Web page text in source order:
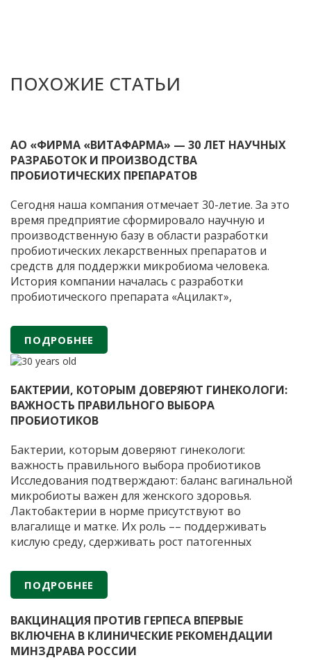
ПОХОЖИЕ СТАТЬИ
АО «ФИРМА «ВИТАФАРМА» — 30 ЛЕТ НАУЧНЫХ
РАЗРАБОТОК И ПРОИЗВОДСТВА
ПРОБИОТИЧЕСКИХ ПРЕПАРАТОВ
Сегодня наша компания отмечает 30-летие. За это
время предприятие сформировало научную и
производственную базу в области разработки
пробиотических лекарственных препаратов и
средств для поддержки микробиома человека.
История компании началась с разработки
пробиотического препарата «Ацилакт»,
восстановления и поддержания естественного
баланса микрофлоры. Препарат был создан на
основе научных исследований Института
«ФИРМА
«ВИТАФАРМА»
лет
научных
разработок
и
производства
пробиотических
препаратов
ПОДРОБНЕЕ
БАКТЕРИИ, КОТОРЫМ ДОВЕРЯЮТ ГИНЕКОЛОГИ:
ВАЖНОСТЬ ПРАВИЛЬНОГО ВЫБОРА
ПРОБИОТИКОВ
Бактерии, которым доверяют гинекологи:
важность правильного выбора пробиотиков
Исследования подтверждают: баланс вагинальной
микробиоты важен для женского здоровья.
Лактобактерии в норме присутствуют во
влагалище и матке. Их роль –– поддерживать
кислую среду, сдерживать рост патогенных
Когда лактобактерий недостаточно из-за приема
антибиотиков или гормональных сбоев, могут
помочь препараты с пробиотиками. Важно, чтобы
ПОДРОБНЕЕ
ВАКЦИНАЦИЯ ПРОТИВ ГЕРПЕСА ВПЕРВЫЕ
ВКЛЮЧЕНА В КЛИНИЧЕСКИЕ РЕКОМЕНДАЦИИ
МИНЗДРАВА РОССИИ